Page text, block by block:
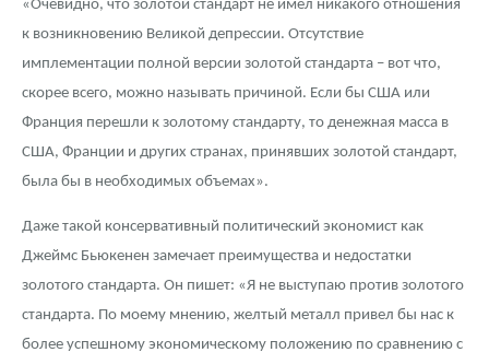
«Очевидно, что золотой стандарт не имел никакого отношения
к возникновению Великой депрессии. Отсутствие
имплементации полной версии золотой стандарта – вот что,
скорее всего, можно называть причиной. Если бы США или
Франция перешли к золотому стандарту, то денежная масса в
США, Франции и других странах, принявших золотой стандарт,
была бы в необходимых объемах».
Даже такой консервативный политический экономист как
Джеймс Бьюкенен замечает преимущества и недостатки
золотого стандарта. Он пишет: «Я не выступаю против золотого
стандарта. По моему мнению, желтый металл привел бы нас к
более успешному экономическому положению по сравнению с